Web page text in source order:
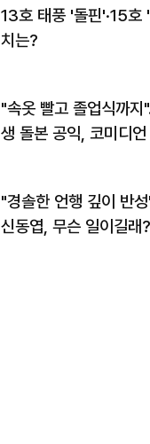
13호 태풍 '돌핀'·15호
치는?
"속옷 빨고 졸업식까
생 돌본 공익, 코미디
"경솔한 언행 깊이 반
신동엽, 무슨 일이길래?